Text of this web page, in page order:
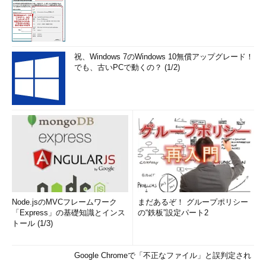
祝、Windows 7のWindows 10無償アップグレード！
でも、古いPCで動くの？ (1/2)
Node.jsのMVCフレームワーク
「Express」の基礎知識とインス
トール (1/3)
まだあるぞ！ グループポリシー
の“鉄板”設定パート2
Google Chromeで「不正なファイル」と誤判定され